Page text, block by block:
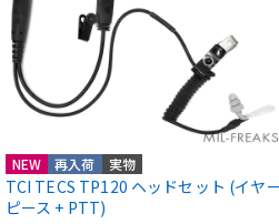
NEW 再入荷 実物
TCI TECS TP120 ヘッドセット (イヤ
ピース + PTT)